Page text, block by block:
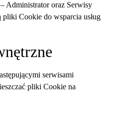
– Administratororaz Serwisy
Cookie do wsparcia usług
serwisami
pliki Cookie na